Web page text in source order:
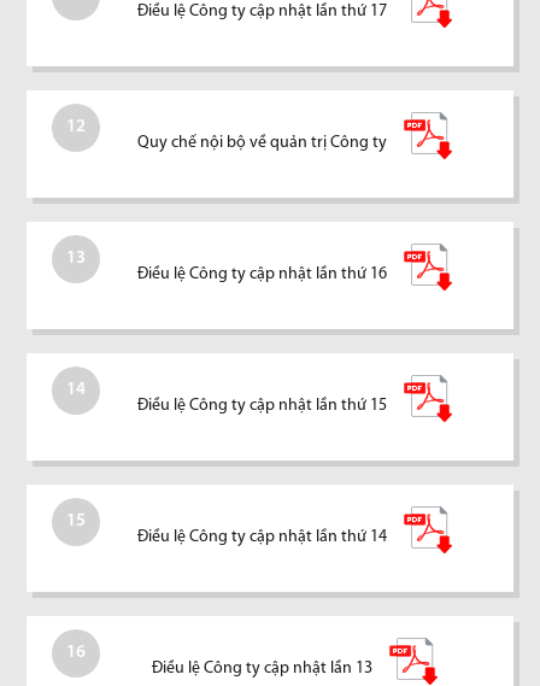
Điều lệ Công ty cập nhật lần thứ 17
12
Quy chế nội bộ về quản trị Công ty
13
Điều lệ Công ty cập nhật lần thứ 16
14
Điều lệ Công ty cập nhật lần thứ 15
15
Điều lệ Công ty cập nhật lần thứ 14
16
Điều lệ Công ty cập nhật lần 13